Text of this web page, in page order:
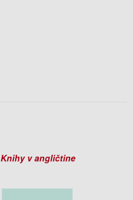
Knihy v angličtine